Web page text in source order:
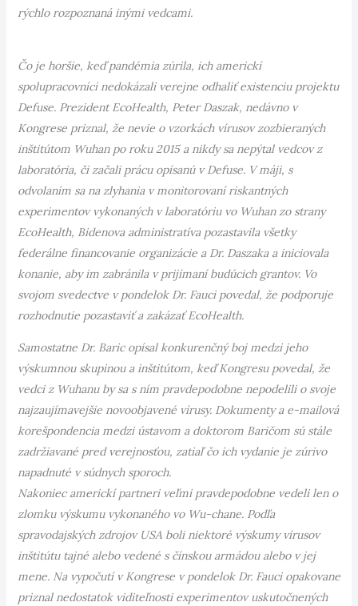
rýchlo rozpoznaná inými vedcami.
Čo je horšie, keď pandémia zúrila, ich americkí
spolupracovníci nedokázali verejne odhaliť existenciu projektu
Defuse. Prezident EcoHealth, Peter Daszak, nedávno v
Kongrese priznal, že nevie o vzorkách vírusov zozbieraných
inštitútom Wuhan po roku 2015 a nikdy sa nepýtal vedcov z
laboratória, či začali prácu opísanú v Defuse. V máji, s
odvolaním sa na zlyhania v monitorovaní riskantných
experimentov vykonaných v laboratóriu vo Wuhan zo strany
EcoHealth, Bidenova administratíva pozastavila všetky
federálne financovanie organizácie a Dr. Daszaka a iniciovala
konanie, aby im zabránila v prijímaní budúcich grantov. Vo
svojom svedectve v pondelok Dr. Fauci povedal, že podporuje
rozhodnutie pozastaviť a zakázať EcoHealth.
Samostatne Dr. Baric opísal konkurenčný boj medzi jeho
výskumnou skupinou a inštitútom, keď Kongresu povedal, že
vedci z Wuhanu by sa s ním pravdepodobne nepodelili o svoje
najzaujímavejšie novoobjavené vírusy. Dokumenty a e-mailová
korešpondencia medzi ústavom a doktorom Baričom sú stále
zadržiavané pred verejnosťou, zatiaľ čo ich vydanie je zúrivo
napadnuté v súdnych sporoch.
Nakoniec americkí partneri veľmi pravdepodobne vedeli len o
zlomku výskumu vykonaného vo Wu-chane. Podľa
spravodajských zdrojov USA boli niektoré výskumy vírusov
inštitútu tajné alebo vedené s čínskou armádou alebo v jej
mene. Na vypočutí v Kongrese v pondelok Dr. Fauci opakovane
priznal nedostatok viditeľnosti experimentov uskutočnených